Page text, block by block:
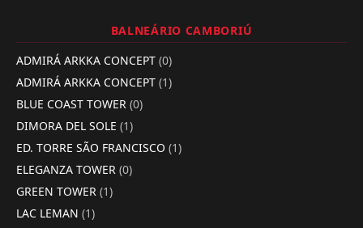
BALNEÁRIO CAMBORIÚ
ADMIRÁ ARKKA CONCEPT (0)
ADMIRÁ ARKKA CONCEPT (1)
BLUE COAST TOWER (0)
DIMORA DEL SOLE (1)
ED. TORRE SÃO FRANCISCO (1)
ELEGANZA TOWER (0)
GREEN TOWER (1)
LAC LEMAN (1)